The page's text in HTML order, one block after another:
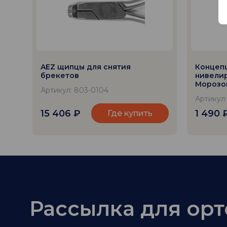
AEZ щипцы для снятия
брекетов
Артикул: 803-0104
15 406 ₽ Где купить 1 490
Рассылка для